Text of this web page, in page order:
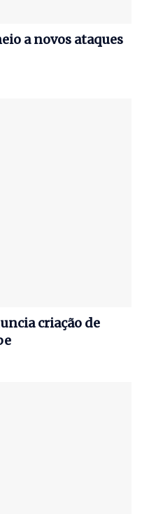
a novos ataques
criação de